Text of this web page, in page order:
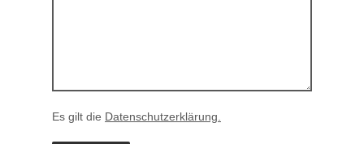
Es gilt die Datenschutzerklärung.